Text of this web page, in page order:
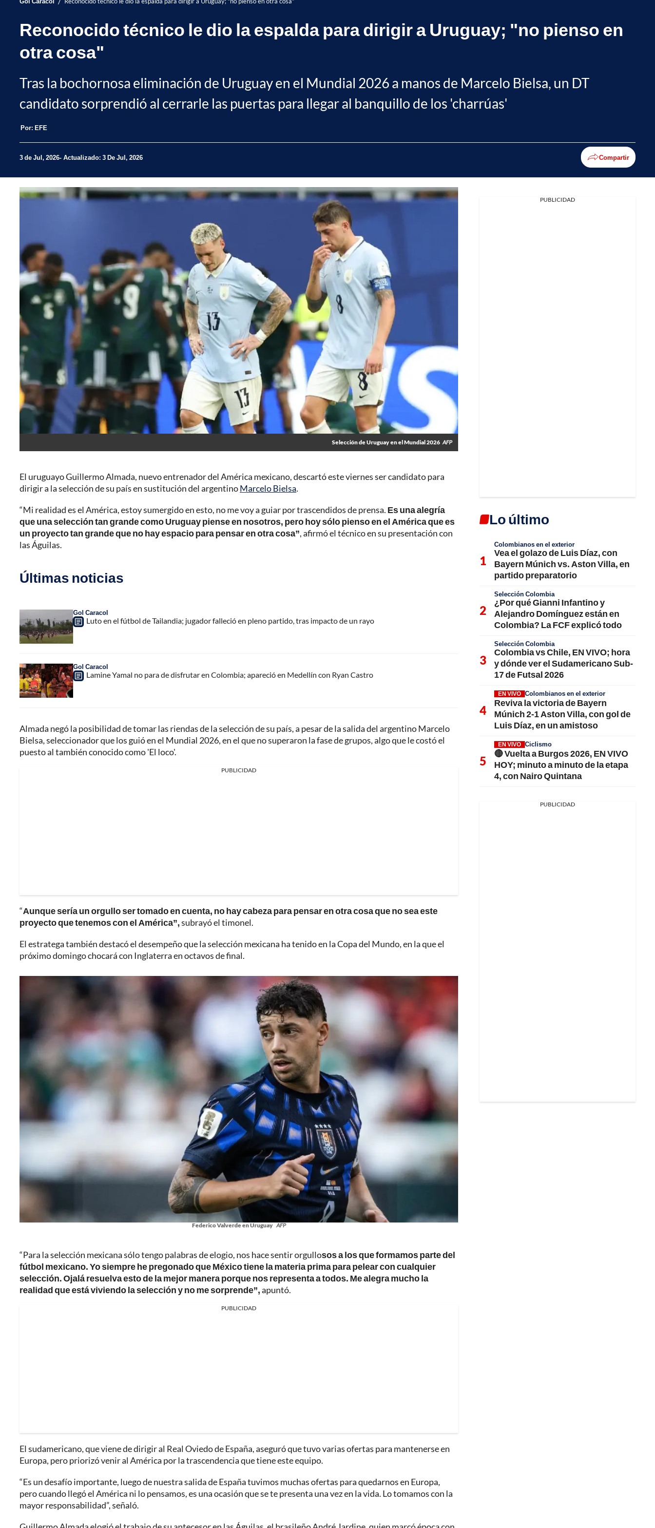
Reconocido técnico le dio la espalda para dirigir a Uruguay; "no pienso en
otra cosa"
Tras la bochornosa eliminación de Uruguay en el Mundial 2026 a manos de Marcelo Bielsa, un DT
candidato sorprendió al cerrarle las puertas para llegar al banquillo de los 'charrúas'
Por: EFE
3 de Jul, 2026 Actualizado: 3 De Jul, 2026 Compartir
Selección de Uruguay en el Mundial 2026 AFP
El uruguayo Guillermo Almada, nuevo entrenador del América mexicano, descartó este viernes ser candidato para
dirigir a la selección de su país en sustitución del argentinoMarcelo Bielsa.
“Mi realidad es el América, estoy sumergido en esto, no me voy a guiar por trascendidos de prensa. Es una alegría
que una selección tan grande como Uruguay piense en nosotros, pero hoy sólo pienso en el América que es
un proyecto tan grande que no hay espacio para pensar en otra cosa”, afirmó el técnico en su presentación con
las Águilas.
Últimas noticias
Gol Caracol
Luto en el fútbol de Tailandia; jugador falleció en pleno partido, tras impacto de un rayo
Gol Caracol
Lamine Yamal no para de disfrutar en Colombia; apareció en Medellín con Ryan Castro
Almada negó la posibilidad de tomar las riendas de la selección de su país, a pesar de la salida del argentino Marcelo
Bielsa, seleccionador que los guió en el Mundial 2026, en el que no superaron la fase de grupos, algo que le costó el
puesto al también conocido como 'El loco'.
PUBLICIDAD
“Aunque sería un orgullo ser tomado en cuenta, no hay cabeza para pensar en otra cosa que no sea este
proyecto que tenemos con el América”,subrayó el timonel.
El estratega también destacó el desempeño que la selección mexicana ha tenido en la Copa del Mundo, en la que el
próximo domingo chocará con Inglaterra en octavos de final.
Federico Valverde en Uruguay AFP
“Para la selección mexicana sólo tengo palabras de elogio, nos hace sentir orgullosos a los que formamos parte del
fútbol mexicano. Yo siempre he pregonado que México tiene la materia prima para pelear con cualquier
selección. Ojalá resuelva esto de la mejor manera porque nos representa a todos. Me alegra mucho la
realidad que está viviendo la selección y no me sorprende”,apuntó.
PUBLICIDAD
El sudamericano, que viene de dirigir al Real Oviedo de España, aseguró que tuvo varias ofertas para mantenerse en
Europa, pero priorizó venir al América por la trascendencia que tiene este equipo.
“Es un desafío importante, luego de nuestra salida de España tuvimos muchas ofertas para quedarnos en Europa,
pero cuando llegó el América ni lo pensamos, es una ocasión que se te presenta una vez en la vida. Lo tomamos con la
mayor responsabilidad”, señaló.
PUBLICIDAD
Lo último
Colombianos en el exterior
Vea el golazo de Luis Díaz, con
Bayern Múnich vs. Aston Villa, en
partido preparatorio
Selección Colombia
¿Por qué Gianni Infantino y
Alejandro Domínguez están en
Colombia? La FCF explicó todo
Selección Colombia
Colombia vs Chile, EN VIVO; hora
y dónde ver el Sudamericano Sub-
17 de Futsal 2026
EN VIVO Colombianos en el exterior
Reviva la victoria de Bayern
Múnich 2-1 Aston Villa, con gol de
Luis Díaz, en un amistoso
EN VIVO Ciclismo
🔴 Vuelta a Burgos 2026, EN VIVO
HOY; minuto a minuto de la etapa
4, con Nairo Quintana
PUBLICIDAD